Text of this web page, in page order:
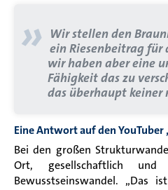
» Wir stellen den
ein Riesenbeitrag für
wir haben aber eine
Fähigkeit das zu
das überhaupt keiner
Eine Antwort auf den YouTuber
Bei den großen
Ort, gesellschaftlich
Bewusstseinswandel. „Das